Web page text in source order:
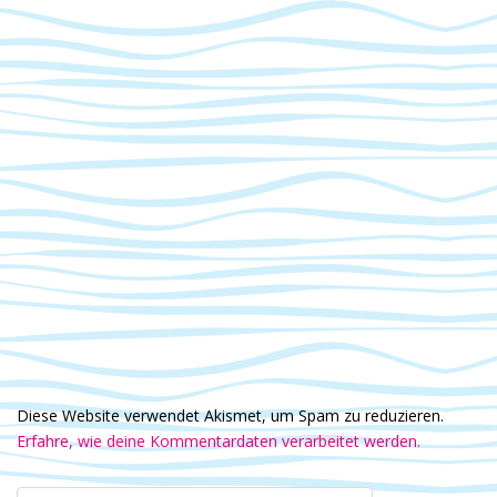
Diese Website verwendet Akismet, um Spam zu reduzieren.
Erfahre, wie deine Kommentardaten verarbeitet werden.